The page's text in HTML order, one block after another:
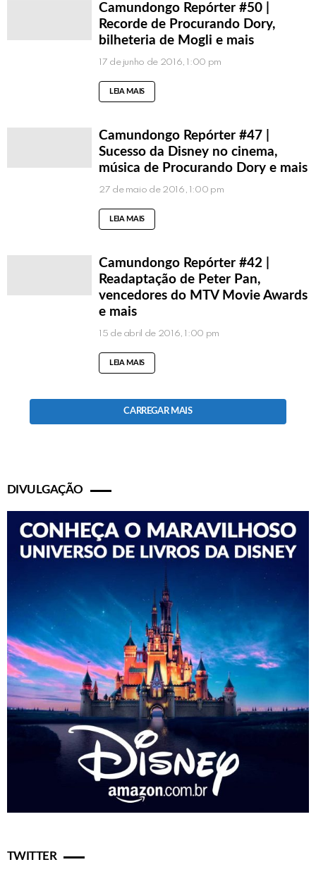
Camundongo Repórter #50 |
Recorde de Procurando Dory,
bilheteria de Mogli e mais
17 de junho de 2016, 1:00 pm
LEIA MAIS
Camundongo Repórter #47 |
Sucesso da Disney no cinema,
música de Procurando Dory e mais
27 de maio de 2016, 1:00 pm
LEIA MAIS
Camundongo Repórter #42 |
Readaptação de Peter Pan,
vencedores do MTV Movie Awards
e mais
15 de abril de 2016, 1:00 pm
LEIA MAIS
CARREGAR MAIS
DIVULGAÇÃO
TWITTER